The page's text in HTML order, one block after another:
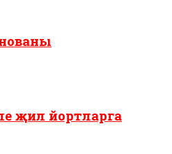
җил йортларга